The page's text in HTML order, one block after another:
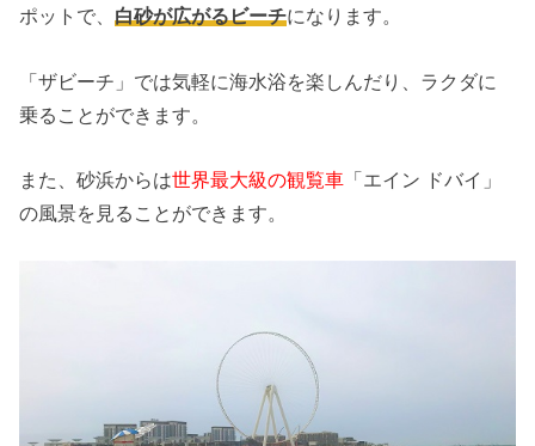
ポットで、白砂が広がるビーチになります。
「ザビーチ」では気軽に海水浴を楽しんだり、ラクダに
乗ることができます。
また、砂浜からは世界最大級の観覧車 「エイン ドバイ」
の風景を見ることができます。